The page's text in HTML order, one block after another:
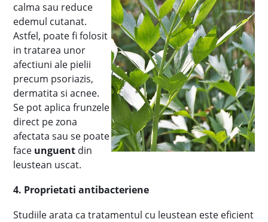
calma sau reduce
edemul cutanat.
Astfel, poate fi folosit
in tratarea unor
afectiuni ale pielii
precum psoriazis,
dermatita si acnee.
Se pot aplica frunzele
direct pe zona
afectata sau se poate
face unguent din
leustean uscat.
4. Proprietati antibacteriene
Studiile arata ca tratamentul cu leustean este eficient